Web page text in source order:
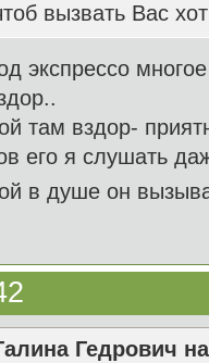
вызвать Вас
экспрессо
там вздор-
его я слушать
в душе он
Гедрович